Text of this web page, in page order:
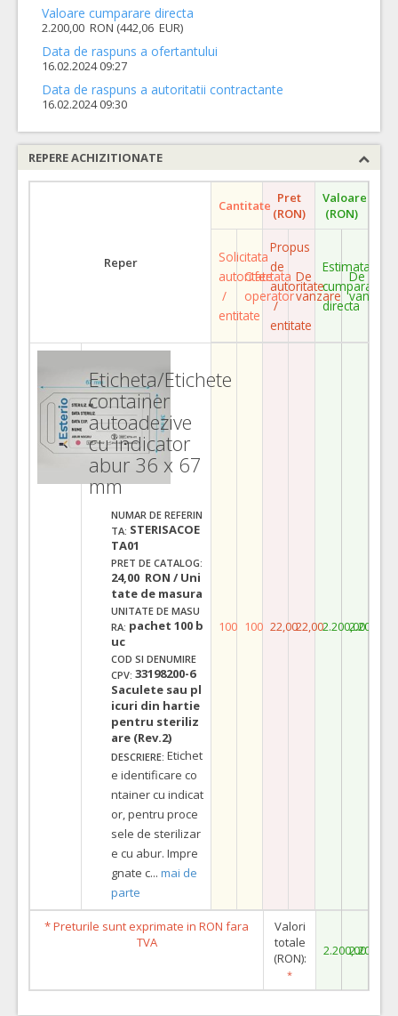
Valoare cumparare directa
2.200,00 RON (442,06 EUR)
Data de raspuns a ofertantului
16.02.2024 09:27
Data de raspuns a autoritatii contractante
16.02.2024 09:30
REPERE ACHIZITIONATE
Reper
Cantitate Pret
(RON)
Valoare
(RON)
Solicitata
autoritate
/
entitate
Ofertata
operator
Propus
de
autoritate
/
entitate
De
vanzare
Estimata
cumparare
directa
De
vanzare
Eticheta/Etichete
container
autoadezive
cu indicator
abur 36 x 67
mm
NUMAR DE REFERIN
TA: STERISACOE
TA01
PRET DE CATALOG:
24,00 RON / Uni
tate de masura
UNITATE DE MASU
RA: pachet 100 b
uc
COD SI DENUMIRE
CPV: 33198200-6
Saculete sau pl
icuri din hartie
pentru steriliz
are (Rev.2)
DESCRIERE: Etichet
e identificare co
ntainer cu indicat
or, pentru proce
sele de sterilizar
e cu abur. Impre
gnate c... mai de
parte
100 100 22,0022,002.200,002.200,00
* Preturile sunt exprimate in RON fara
TVA
Valori
totale
(RON):
*
2.200,002.200,00